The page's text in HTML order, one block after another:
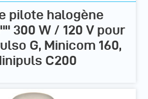
pilote halogène
300 W / 120 V pour
G, Minicom 160,
C200